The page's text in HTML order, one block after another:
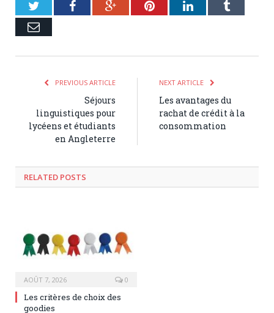
TwitterFacebookGoogle+PinterestLinkedInTumblr
Email
PREVIOUS ARTICLE
Séjours
linguistiques pour
lycéens et étudiants
en Angleterre
NEXT ARTICLE
Les avantages du
rachat de crédit à la
consommation
RELATED POSTS
AOÛT 7, 2026 0
Les critères de choix des
goodies